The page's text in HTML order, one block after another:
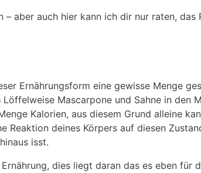
aber auch hier kann ich dir nur raten,
Ernährungsform eine gewisse Menge
Mascarpone und Sahne in den
Kalorien, aus diesem Grund alleine
deines Körpers auf diesen
isst.
dies liegt daran das es eben für